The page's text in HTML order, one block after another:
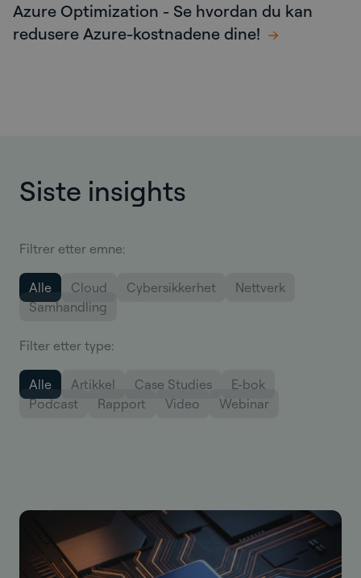
Azure Optimization - Se hvordan du kan
redusere Azure-kostnadene dine!
Siste insights
Filtrer etter emne:
Alle Cloud Cybersikkerhet
Nettverk
Samhandling
Filter etter type:
Alle Artikkel Case Studies
E-bok
Podcast
Rapport Video Webinar